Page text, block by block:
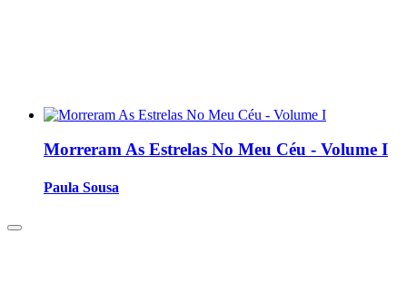
Morreram As Estrelas No Meu Céu - Volume I
Paula Sousa